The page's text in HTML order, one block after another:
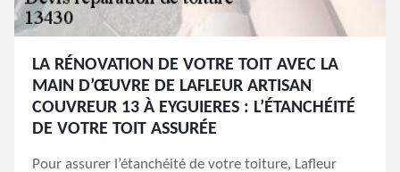
LA RÉNOVATION DE VOTRE TOIT AVEC LA
MAIN D’ŒUVRE DE LAFLEUR ARTISAN
COUVREUR 13 À EYGUIERES : L’ÉTANCHÉITÉ
DE VOTRE TOIT ASSURÉE
Pour assurer l’étanchéité de votre toiture, Lafleur